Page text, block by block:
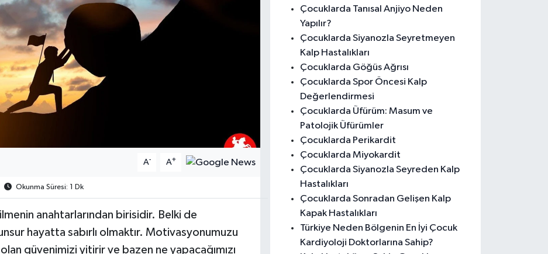
A- A+
Okunma Süresi: 1 Dk
anahtarlarından birisidir. Belki de
hayatta sabırlı olmaktır. Motivasyonumuzu
güvenimizi yitirir ve bazen ne yapacağımızı
Çocuklarda Tanısal Anjiyo Neden
Yapılır?
Çocuklarda Siyanozla Seyretmeyen
Kalp Hastalıkları
Çocuklarda Göğüs Ağrısı
Çocuklarda Spor Öncesi Kalp
Değerlendirmesi
Çocuklarda Üfürüm: Masum ve
Patolojik Üfürümler
Çocuklarda Perikardit
Çocuklarda Miyokardit
Çocuklarda Siyanozla Seyreden Kalp
Hastalıkları
Çocuklarda Sonradan Gelişen Kalp
Kapak Hastalıkları
Türkiye Neden Bölgenin En İyi Çocuk
Kardiyoloji Doktorlarına Sahip?